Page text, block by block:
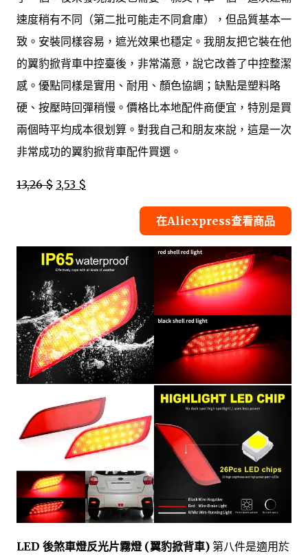
速度稍有不同（第二批可能走不同倉庫），但品質基本一
致。安裝同樣容易，遮光效果也穩定。我朋友把它裝在他
的翼豹掀背車中控臺後，非常滿意，說它改善了中控整潔
感。優點同樣是實用、耐用、顏色協調；缺點是塑料略
硬、按壓時回彈稍慢。價格比本地配件商便宜，特別是買
兩個時平均成本很划算。對我自己和朋友來說，這是一次
非常成功的翼豹掀背車配件買選。
13,26 $ 3,53 $
在Aliexpress查看商品
LED 後煞車燈反光片霧燈 (翼豹掀背車) 第八件是適用於